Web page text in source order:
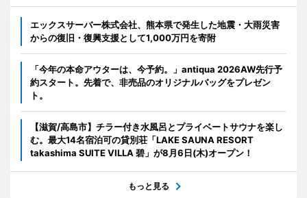
エックスサーバー株式会社、熊本県で発生した地震・大雨災害
からの復旧・復興支援として1,000万円を寄附
「今年の本命アウターは、今予約。」antiqua 2026AW先行予
約スタート。先着で、非売品のオリジナルバッグをプレゼン
ト。
【滋賀/高島市】チラー付き水風呂とプライベートサウナを楽し
む。最大14名宿泊可の貸別荘「LAKE SAUNA RESORT
takashima SUITE VILLA 碧」が8月6日(木)オープン！
もっと見る